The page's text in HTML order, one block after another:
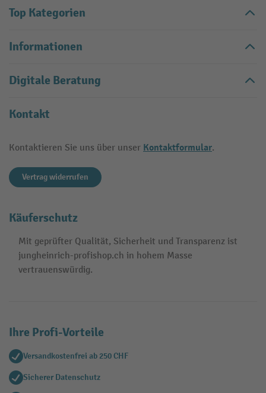
Top Kategorien
Informationen
Digitale Beratung
Kontakt
Kontaktieren Sie uns über unser Kontaktformular.
Vertrag widerrufen
Käuferschutz
Mit geprüfter Qualität, Sicherheit und Transparenz ist
jungheinrich-profishop.ch in hohem Masse
vertrauenswürdig.
Ihre Profi-Vorteile
Versandkostenfrei ab 250 CHF
Sicherer Datenschutz